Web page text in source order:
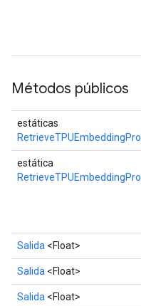
Métodos públicos
estáticas
estática
Salida <Float>
Salida <Float>
Salida <Float>